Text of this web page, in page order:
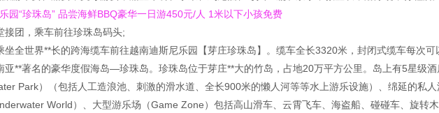
园“珍珠岛” 品尝海鲜BBQ豪华一日游450元/人 1米以下小孩免费
接团，乘车前往珍珠岛码头;
坐全世界**长的跨海缆车前往越南迪斯尼乐园【芽庄珍珠岛】。缆车全长3320米，封闭式缆车每次可
亚**著名的豪华度假海岛—珍珠岛。珍珠岛位于芽庄**大的竹岛，占地20万平方公里。岛上有5星级
Park）（包括人工造浪池、刺激的滑水道、全长900米的懒人河等等水上游乐设施）、绵延的私
World）、大型游乐场（Game Zone）包括高山滑车、云霄飞车、海盗船、碰碰车、旋转